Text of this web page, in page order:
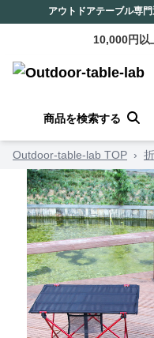
アウトドアテーブル専
10,000円以
商品を検索する
Outdoor-table-lab TOP ›